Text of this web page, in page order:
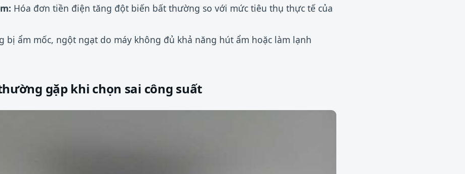
Hóa đơn tiền điện tăng đột biến bất thường so với mức tiêu thụ thực tế của
bị ẩm mốc, ngột ngạt do máy không đủ khả năng hút ẩm hoặc làm lạnh
gặp khi chọn sai công suất